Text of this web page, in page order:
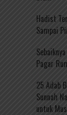
Hadist
Sampai
Pagar
25 Adab
Sunnah
untuk